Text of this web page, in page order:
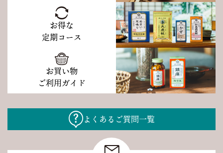
お得な
定期コース
お買い物
ご利用ガイド
よくあるご質問一覧